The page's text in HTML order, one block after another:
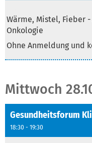
Wärme, Mistel, Fieber
Onkologie
Ohne Anmeldung und
Mittwoch
Gesundheitsforum
18:30 - 19:30